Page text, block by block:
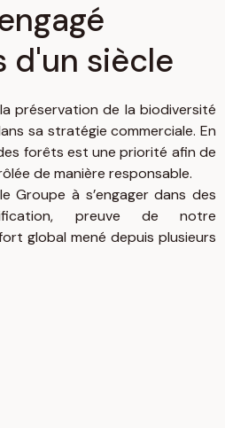
d'un siècle
préservation de la biodiversité
sa stratégie commerciale. En
forêts est une priorité afin de
de manière responsable.
Groupe à s’engager dans des
preuve de notre
global mené depuis plusieurs